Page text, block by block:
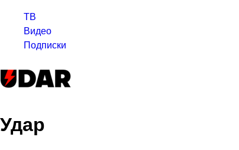
ТВ
Видео
Подписки
Удар